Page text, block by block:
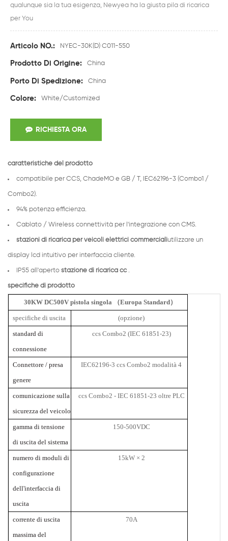
qualunque sia la tua esigenza, Newyea ha la giusta pila di ricarica
per You
Articolo NO.: NYEC-30K(D) C011-550
Prodotto Di Origine: China
Porto Di Spedizione: China
Colore: White/Customized
RICHIESTA ORA
caratteristiche del prodotto
compatibile per CCS, ChadeMO e GB / T, IEC62196-3 (Combo1 /
Combo2).
94% potenza efficienza.
Cablato / Wireless connettività per l'integrazione con CMS.
stazioni di ricarica per veicoli elettrici commercialiutilizzare un
display lcd intuitivo per interfaccia cliente.
IP55 all'aperto stazione di ricarica cc.
specifiche di prodotto
30KW DC500V pistola singola （Europa Standard）
specifiche di uscita (opzione)
standard di
connessione
ccs Combo2 (IEC 61851-23)
Connettore / presa
genere
IEC62196-3 ccs Combo2 modalità 4
comunicazione sulla
sicurezza del veicolo
ccs Combo2 - IEC 61851-23 oltre PLC
gamma di tensione
di uscita del sistema
150-500VDC
numero di moduli di
configurazione
dell'interfaccia di
uscita
15kW × 2
corrente di uscita
massima del
70A